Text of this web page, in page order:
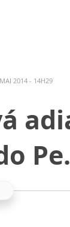
2014 - 14H29